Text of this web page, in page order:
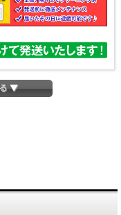
」を無料で取り付けて発送さ
られますと、コインが必要な
します。
電話かメールにてお問い合
▼